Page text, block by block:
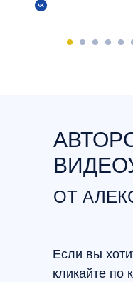
ОТ
Если вы
кликайте по